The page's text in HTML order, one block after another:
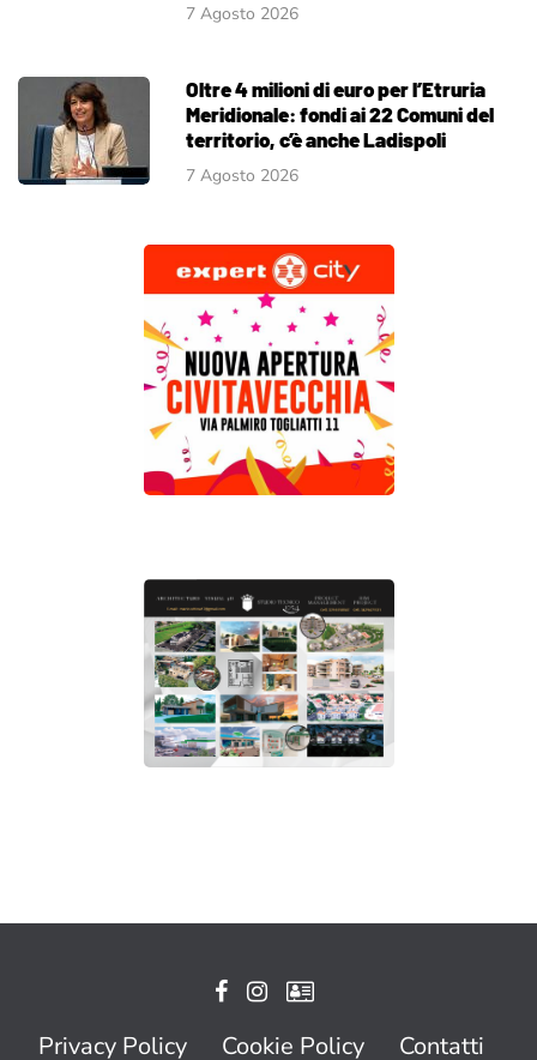
7 Agosto 2026
Oltre 4 milioni di euro per l’Etruria
Meridionale: fondi ai 22 Comuni del
territorio, c’è anche Ladispoli
7 Agosto 2026
Privacy Policy Cookie Policy Contatti